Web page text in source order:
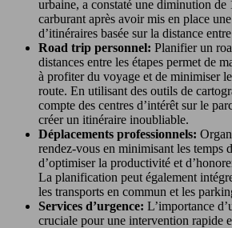
urbaine, a constaté une diminution de
carburant après avoir mis en place
d’itinéraires basée sur la distance
Road trip personnel: Planifier un
distances entre les étapes permet de
à profiter du voyage et de minimiser
route. En utilisant des outils de
compte des centres d’intérêt sur le
créer un itinéraire inoubliable.
Déplacements professionnels:
rendez-vous en minimisant les temps
d’optimiser la productivité et
La planification peut également
les transports en commun et les
Services d’urgence: L’importance
cruciale pour une intervention rapide